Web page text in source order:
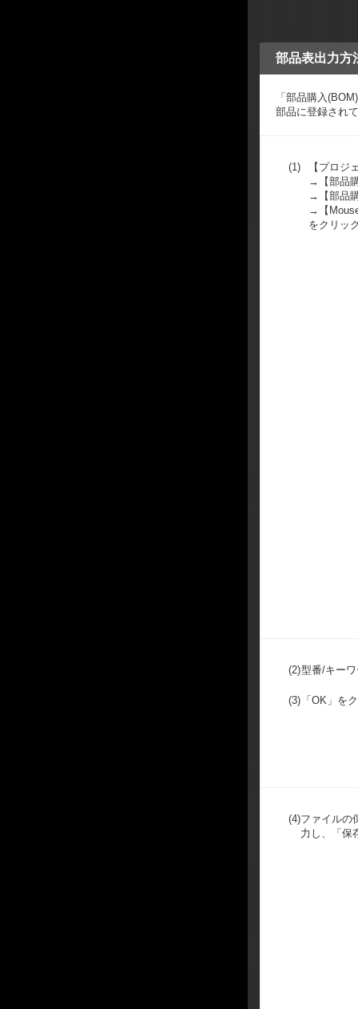
部品表出力方
「部品購入
部品に登録され
(1)
【プロジ
→【部品
→【部品
→【
をクリッ
(2)型番/キー
(3) 「OK」を
(4)ファイルの
力し、「保